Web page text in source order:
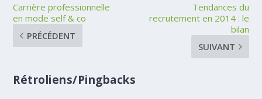
Carrière professionnelle
en mode self & co
PRÉCÉDENT
Tendances du
recrutement en 2014 : le
bilan
SUIVANT
Rétroliens/Pingbacks